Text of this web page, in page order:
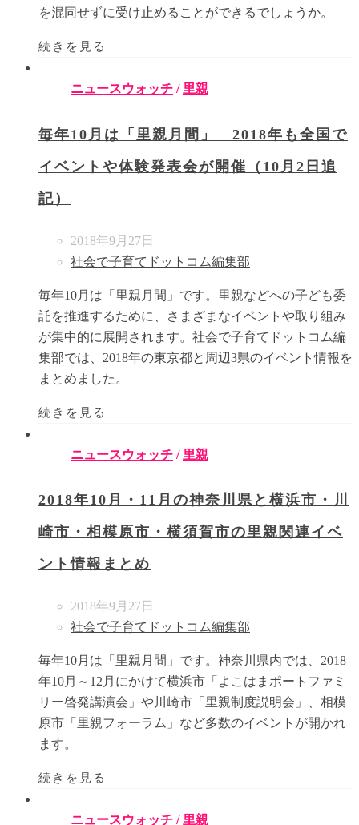
を混同せずに受け止めることができるでしょうか。
続きを見る
ニュースウォッチ /里親
毎年10月は「里親月間」 2018年も全国で
イベントや体験発表会が開催（10月2日追
記）
2018年9月27日
社会で子育てドットコム編集部
毎年10月は「里親月間」です。里親などへの子ども委
託を推進するために、さまざまなイベントや取り組み
が集中的に展開されます。社会で子育てドットコム編
集部では、2018年の東京都と周辺3県のイベント情報を
まとめました。
続きを見る
ニュースウォッチ / 里親
2018年10月・11月の神奈川県と横浜市・川
崎市・相模原市・横須賀市の里親関連イベ
ント情報まとめ
2018年9月27日
社会で子育てドットコム編集部
毎年10月は「里親月間」です。神奈川県内では、2018
年10月～12月にかけて横浜市「よこはまポートファミ
リー啓発講演会」や川崎市「里親制度説明会」、相模
原市「里親フォーラム」など多数のイベントが開かれ
ます。
続きを見る
ニュースウォッチ / 里親